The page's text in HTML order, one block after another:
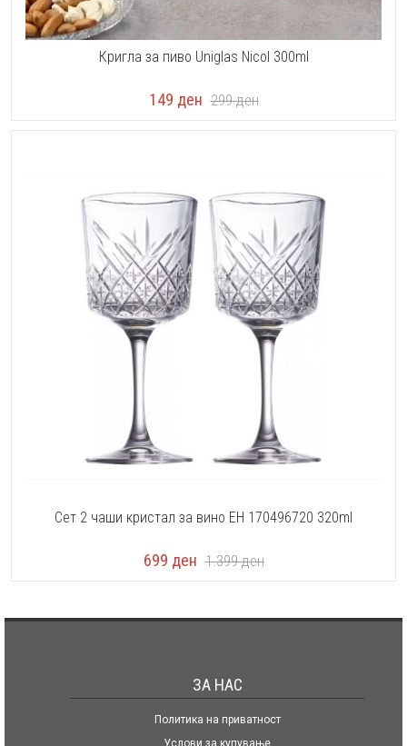
Кригла за пиво Uniglas Nicol 300ml
149 ден 299ден
Сет 2 чаши кристал за вино EH 170496720 320ml
699 ден 1.399ден
ЗА НАС
Политика на приватност